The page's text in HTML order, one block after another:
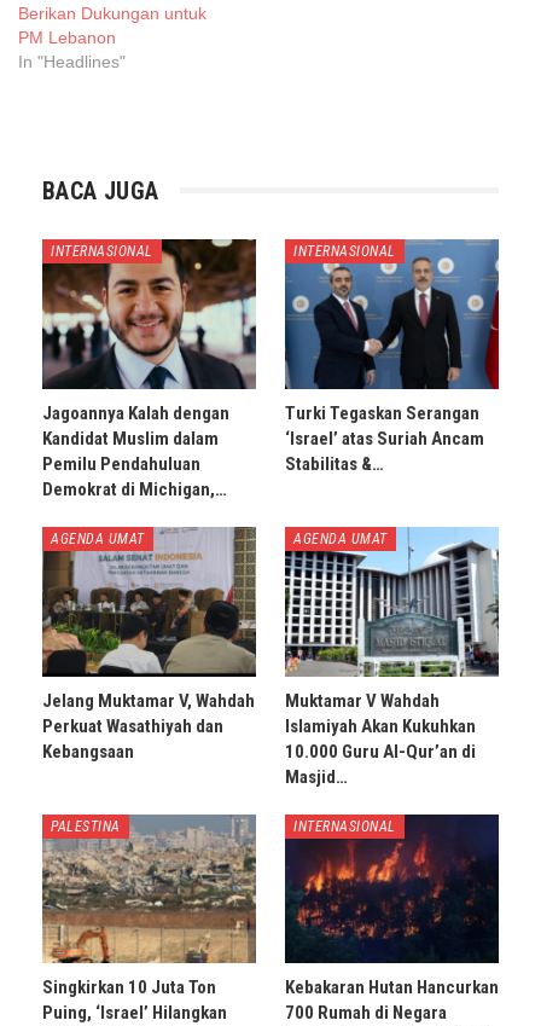
Berikan Dukungan untuk
PM Lebanon
In "Headlines"
BACA JUGA
INTERNASIONAL
Jagoannya Kalah dengan
Kandidat Muslim dalam
Pemilu Pendahuluan
Demokrat di Michigan,…
INTERNASIONAL
Turki Tegaskan Serangan
‘Israel’ atas Suriah Ancam
Stabilitas &…
AGENDA UMAT
Jelang Muktamar V, Wahdah
Perkuat Wasathiyah dan
Kebangsaan
AGENDA UMAT
Muktamar V Wahdah
Islamiyah Akan Kukuhkan
10.000 Guru Al-Qur’an di
Masjid…
PALESTINA
Singkirkan 10 Juta Ton
Puing, ‘Israel’ Hilangkan
INTERNASIONAL
Kebakaran Hutan Hancurkan
700 Rumah di Negara